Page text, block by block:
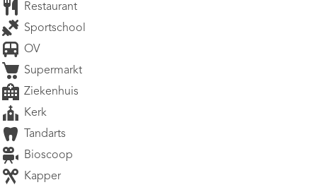
Restaurant
Sportschool
OV
Supermarkt
Ziekenhuis
Kerk
Tandarts
Bioscoop
Kapper